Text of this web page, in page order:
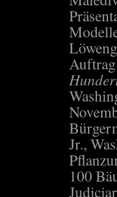
Jr.,
100